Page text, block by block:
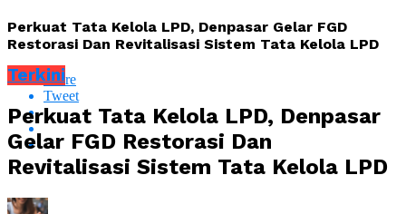
Perkuat Tata Kelola LPD, Denpasar Gelar FGD
Restorasi Dan Revitalisasi Sistem Tata Kelola LPD
Share
Tweet
Terkini
Perkuat Tata Kelola LPD, Denpasar
Gelar FGD Restorasi Dan
Revitalisasi Sistem Tata Kelola LPD